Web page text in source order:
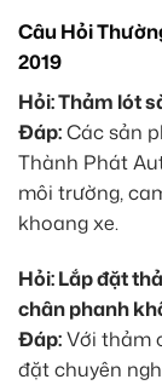
Câu Hỏi
2019
Hỏi: Thảm lót
Đáp:Các sản
Thành Phát
môi trường,
khoang xe.
Hỏi: Lắp đặt
chân phanh
Đáp:Với thảm
đặt chuyên